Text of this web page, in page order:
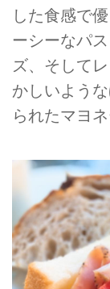
した食感で
ーシーなパ
ズ、そして
かしいよう
られたマヨ